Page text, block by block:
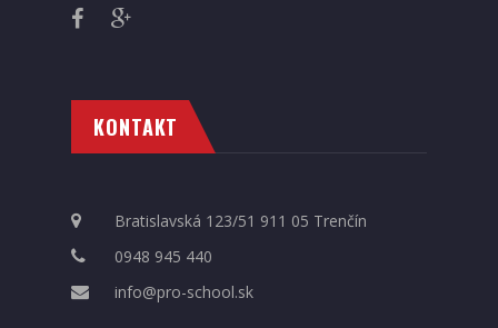
KONTAKT
Bratislavská 123/51 911 05 Trenčín
0948 945 440
info@pro-school.sk